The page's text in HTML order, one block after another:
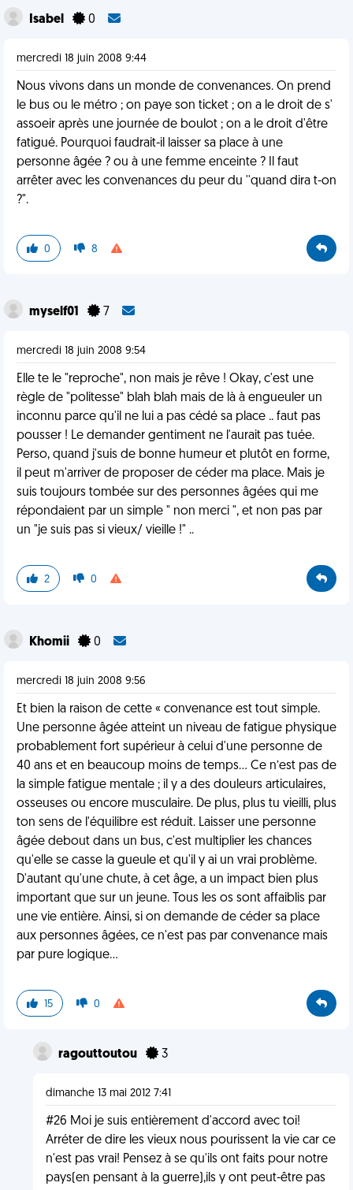
Isabel 0
mercredi 18 juin 2008 9:44
Nous vivons dans un monde de convenances. On prend
le bus ou le métro ; on paye son ticket ; on a le droit de s'
assoeir après une journée de boulot ; on a le droit d'être
fatigué. Pourquoi faudrait-il laisser sa place à une
personne âgée ? ou à une femme enceinte ? Il faut
arrêter avec les convenances du peur du ''quand dira t-on
?".
0 8
myself01 7
mercredi 18 juin 2008 9:54
Elle te le "reproche", non mais je rêve ! Okay, c'est une
règle de "politesse" blah blah mais de là à engueuler un
inconnu parce qu'il ne lui a pas cédé sa place .. faut pas
pousser ! Le demander gentiment ne l'aurait pas tuée.
Perso, quand j'suis de bonne humeur et plutôt en forme,
il peut m'arriver de proposer de céder ma place. Mais je
suis toujours tombée sur des personnes âgées qui me
répondaient par un simple " non merci ", et non pas par
un "je suis pas si vieux/ vieille !" ..
2 0
Khomii 0
mercredi 18 juin 2008 9:56
Et bien la raison de cette « convenance est tout simple.
Une personne âgée atteint un niveau de fatigue physique
probablement fort supérieur à celui d'une personne de
40 ans et en beaucoup moins de temps... Ce n’est pas de
la simple fatigue mentale ; il y a des douleurs articulaires,
osseuses ou encore musculaire. De plus, plus tu vieilli, plus
ton sens de l'équilibre est réduit. Laisser une personne
âgée debout dans un bus, c'est multiplier les chances
qu'elle se casse la gueule et qu'il y ai un vrai problème.
D'autant qu'une chute, à cet âge, a un impact bien plus
important que sur un jeune. Tous les os sont affaiblis par
une vie entière. Ainsi, si on demande de céder sa place
aux personnes âgées, ce n'est pas par convenance mais
par pure logique...
15 0
ragouttoutou 3
dimanche 13 mai 2012 7:41
#26 Moi je suis entièrement d'accord avec toi!
Arréter de dire les vieux nous pourissent la vie car ce
n'est pas vrai! Pensez à se qu'ils ont faits pour notre
pays(en pensant à la guerre),ils y ont peut-être pas